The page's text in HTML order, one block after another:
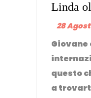
Linda
28
Giovane
questo
a